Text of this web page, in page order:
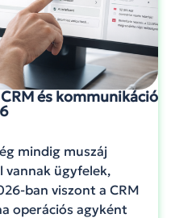
és kommunikáció
mindig muszáj
vannak ügyfelek,
ban viszont a CRM
operációs agyként